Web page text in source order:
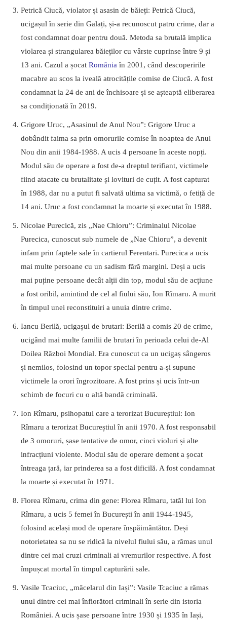
Petrică Ciucă, violator și asasin de băieți: Petrică Ciucă,
ucigașul în serie din Galați, și-a recunoscut patru crime, dar a
fost condamnat doar pentru două. Metoda sa brutală implica
violarea și strangularea băieților cu vârste cuprinse între 9 și
13 ani. Cazul a șocat România în 2001, când descoperirile
macabre au scos la iveală atrocitățile comise de Ciucă. A fost
condamnat la 24 de ani de închisoare și se așteaptă eliberarea
sa condiționată în 2019.
Grigore Uruc, „Asasinul de Anul Nou”: Grigore Uruc a
dobândit faima sa prin omorurile comise în noaptea de Anul
Nou din anii 1984-1988. A ucis 4 persoane în aceste nopți.
Modul său de operare a fost de-a dreptul terifiant, victimele
fiind atacate cu brutalitate și lovituri de cuțit. A fost capturat
în 1988, dar nu a putut fi salvată ultima sa victimă, o fetiță de
14 ani. Uruc a fost condamnat la moarte și executat în 1988.
Nicolae Purecică, zis „Nae Chioru”: Criminalul Nicolae
Purecica, cunoscut sub numele de „Nae Chioru”, a devenit
infam prin faptele sale în cartierul Ferentari. Purecica a ucis
mai multe persoane cu un sadism fără margini. Deși a ucis
mai puține persoane decât alții din top, modul său de acțiune
a fost oribil, amintind de cel al fiului său, Ion Rîmaru. A murit
în timpul unei reconstituiri a unuia dintre crime.
Iancu Berilă, ucigașul de brutari: Berilă a comis 20 de crime,
ucigând mai multe familii de brutari în perioada celui de-Al
Doilea Război Mondial. Era cunoscut ca un ucigaș sângeros
și nemilos, folosind un topor special pentru a-și supune
victimele la orori îngrozitoare. A fost prins și ucis într-un
schimb de focuri cu o altă bandă criminală.
Ion Rîmaru, psihopatul care a terorizat Bucureștiul: Ion
Rîmaru a terorizat Bucureștiul în anii 1970. A fost responsabil
de 3 omoruri, șase tentative de omor, cinci violuri și alte
infracțiuni violente. Modul său de operare dement a șocat
întreaga țară, iar prinderea sa a fost dificilă. A fost condamnat
la moarte și executat în 1971.
Florea Rîmaru, crima din gene: Florea Rîmaru, tatăl lui Ion
Rîmaru, a ucis 5 femei în București în anii 1944-1945,
folosind același mod de operare înspăimântător. Deși
notorietatea sa nu se ridică la nivelul fiului său, a rămas unul
dintre cei mai cruzi criminali ai vremurilor respective. A fost
împușcat mortal în timpul capturării sale.
Vasile Tcaciuc, „măcelarul din Iași”: Vasile Tcaciuc a rămas
unul dintre cei mai înfiorători criminali în serie din istoria
României. A ucis șase persoane între 1930 și 1935 în Iași,